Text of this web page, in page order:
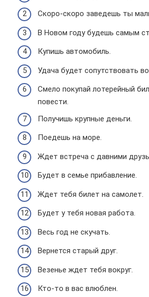
Скоро-скоро заведешь ты
В Новом году будешь самым
Купишь автомобиль.
Удача будет сопутствовать во
Смело покупай лотерейный
повести.
Получишь крупные деньги.
Поедешь на море.
Ждет встреча с давними
Будет в семье прибавление.
Ждет тебя билет на самолет.
Будет у тебя новая работа.
Весь год не скучать.
Вернется старый друг.
Везенье ждет тебя вокруг.
Кто-то в вас влюблен.